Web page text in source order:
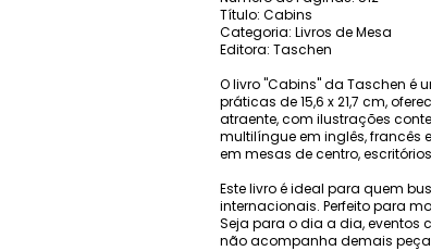
Título: Cabins
Categoria: Livros de Mesa
Editora: Taschen
O livro "Cabins" da Taschen
práticas de 15,6 x 21,7 cm,
atraente, com ilustrações
multilíngue em inglês, francês
em mesas de centro,
Este livro é ideal para quem
internacionais. Perfeito para
Seja para o dia a dia, eventos
não acompanha demais